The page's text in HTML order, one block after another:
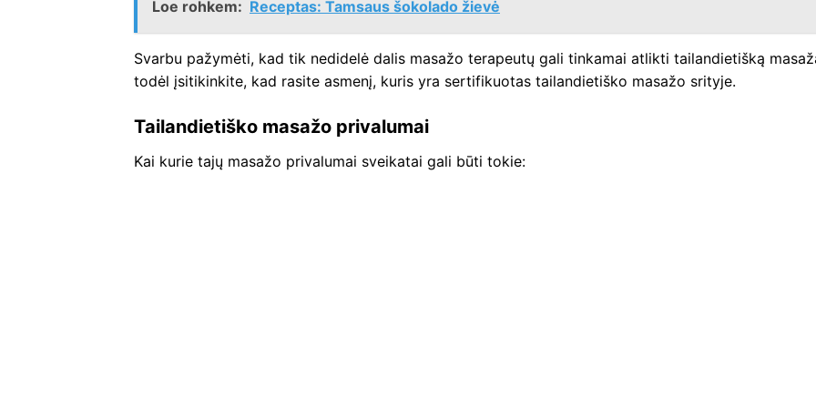
Loe rohkem: Receptas: Tamsaus šokolado žievė
Svarbu pažymėti, kad tik nedidelė dalis masažo terapeutų gali tinkamai atlikti tailandietišką
todėl įsitikinkite, kad rasite asmenį, kuris yra sertifikuotas tailandietiško masažo srityje.
Tailandietiško masažo privalumai
Kai kurie tajų masažo privalumai sveikatai gali būti tokie: